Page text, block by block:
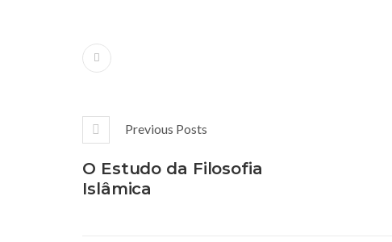
Previous Posts
O Estudo da Filosofia
Islâmica